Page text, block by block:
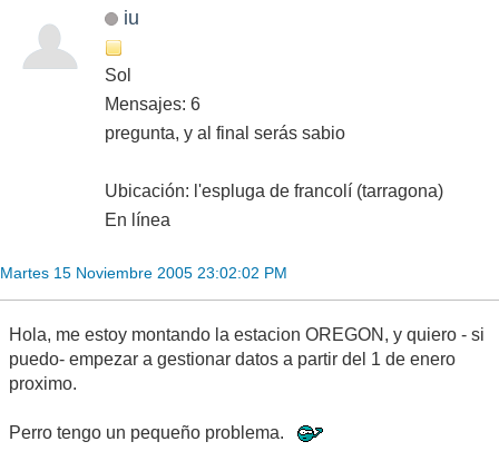
iu
Sol
Mensajes: 6
pregunta, y al final serás sabio
Ubicación: l'espluga de francolí (tarragona)
En línea
Martes 15 Noviembre 2005 23:02:02 PM
Hola, me estoy montando la estacion OREGON, y quiero - si
puedo- empezar a gestionar datos a partir del 1 de enero
proximo.
Perro tengo un pequeño problema.